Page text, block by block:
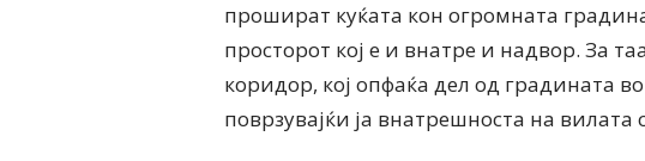
прошират куќата кон огромната
просторот кој е и внатре и надвор. За
коридор, кој опфаќа дел од градината
поврзувајќи ја внатрешноста на вилата
Модни